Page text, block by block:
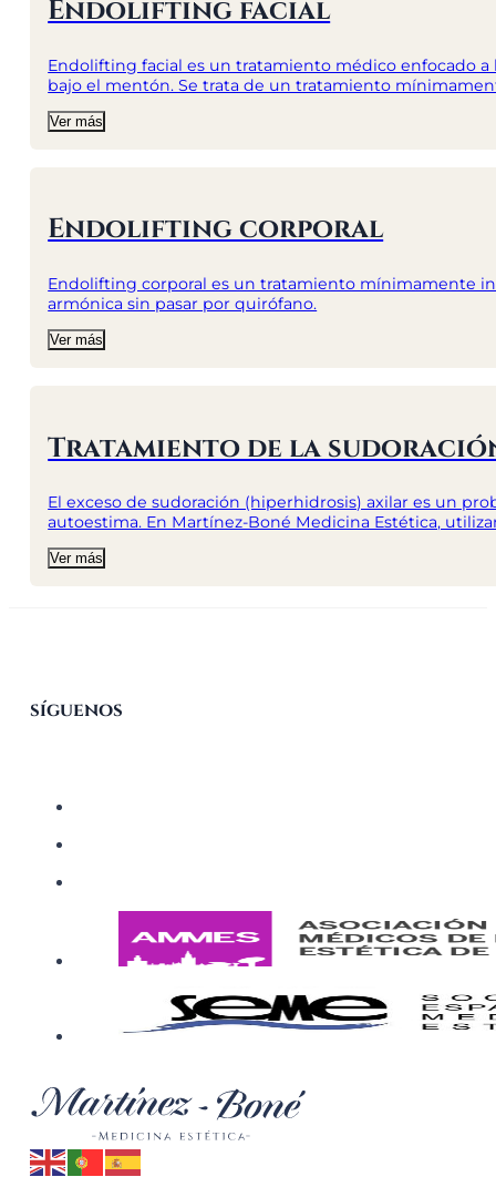
Endolifting facial
Endolifting facial es un tratamiento médico enfocado
bajo el mentón. Se trata de un tratamiento
Ver más
Endolifting corporal
Endolifting corporal es un tratamiento mínimamente
armónica sin pasar por quirófano.
Ver más
Tratamiento de la
El exceso de sudoración (hiperhidrosis) axilar es un
autoestima. En Martínez-Boné Medicina Estética,
Ver más
síguenos